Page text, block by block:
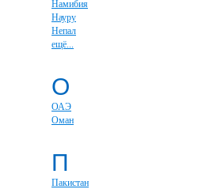
Намибия
Науру
Непал
ещё...
О
ОАЭ
Оман
П
Пакистан